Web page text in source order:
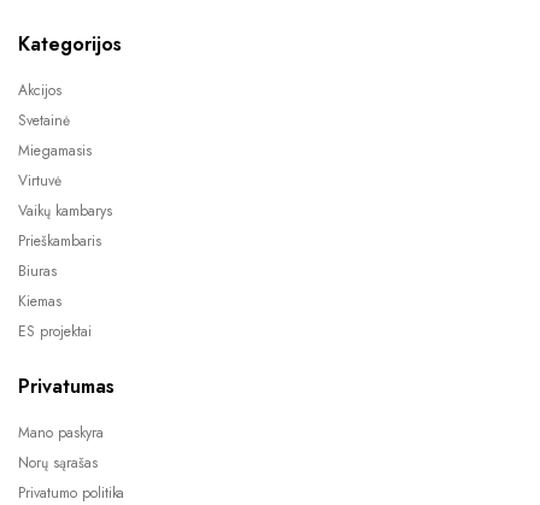
Kategorijos
Akcijos
Svetainė
Miegamasis
Virtuvė
Vaikų kambarys
Prieškambaris
Biuras
Kiemas
ES projektai
Privatumas
Mano paskyra
Norų sąrašas
Privatumo politika